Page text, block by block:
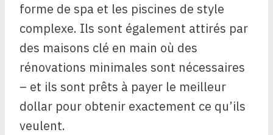
forme de spa et les piscines de style
complexe. Ils sont également attirés par
des maisons clé en main où des
rénovations minimales sont nécessaires
– et ils sont prêts à payer le meilleur
dollar pour obtenir exactement ce qu’ils
veulent.